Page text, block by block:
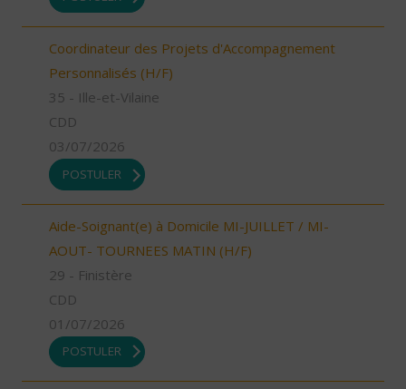
Coordinateur des Projets d'Accompagnement
Personnalisés (H/F)
35 - Ille-et-Vilaine
CDD
03/07/2026
POSTULER
Aide-Soignant(e) à Domicile MI-JUILLET / MI-
AOUT- TOURNEES MATIN (H/F)
29 - Finistère
CDD
01/07/2026
POSTULER